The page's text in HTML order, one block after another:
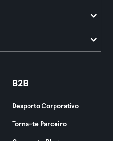
B2B
Desporto Corporativo
Torna-te Parceiro